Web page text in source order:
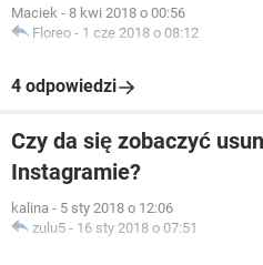
Maciek - 8 kwi 2018 o 00:56
Floreo - 1 cze 2018 o 08:12
4 odpowiedzi
Czy da się zobaczyć
Instagramie?
kalina - 5 sty 2018 o 12:06
zulu5 - 16 sty 2018 o 07:51